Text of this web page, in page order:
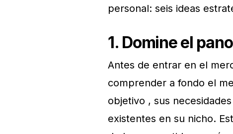
personal: seis ideas
1. Domine el
Antes de entrar en el
comprender a fondo el
objetivo , sus
existentes en su nicho.